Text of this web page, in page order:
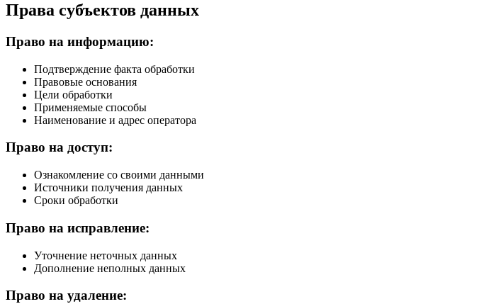
Права субъектов данных
Право на информацию:
Подтверждение факта обработки
Правовые основания
Цели обработки
Применяемые способы
Наименование и адрес оператора
Право на доступ:
Ознакомление со своими данными
Источники получения данных
Сроки обработки
Право на исправление:
Уточнение неточных данных
Дополнение неполных данных
Право на удаление: